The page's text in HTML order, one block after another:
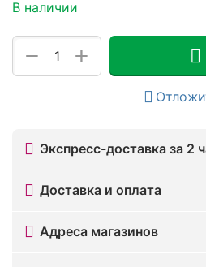
В наличии
+
−
Экспресс-доставка за 2
Доставка и оплата
Адреса магазинов